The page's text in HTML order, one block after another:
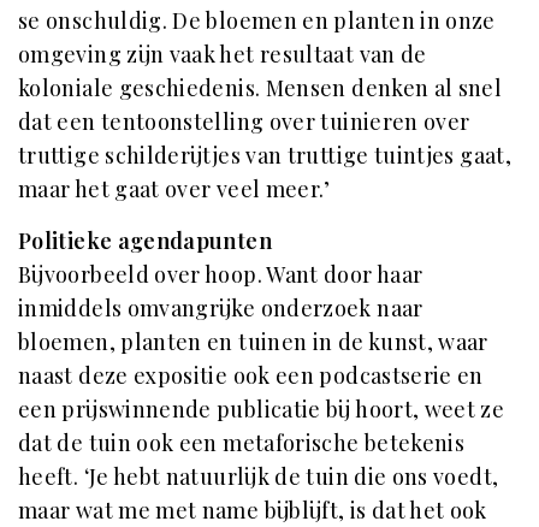
se onschuldig. De bloemen en planten in onze
omgeving zijn vaak het resultaat van de
koloniale geschiedenis. Mensen denken al snel
dat een tentoonstelling over tuinieren over
truttige schilderijtjes van truttige tuintjes gaat,
maar het gaat over veel meer.’
Politieke agendapunten
Bijvoorbeeld over hoop. Want door haar
inmiddels omvangrijke onderzoek naar
bloemen, planten en tuinen in de kunst, waar
naast deze expositie ook een podcastserie en
een prijswinnende publicatie bij hoort, weet ze
dat de tuin ook een metaforische betekenis
heeft. ‘Je hebt natuurlijk de tuin die ons voedt,
maar wat me met name bijblijft, is dat het ook